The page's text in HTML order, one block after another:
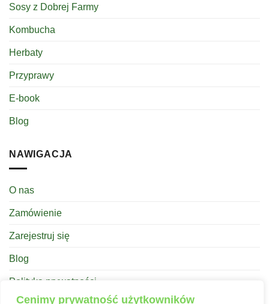
Cenimy prywatność użytkowników
Sosy z Dobrej Farmy
Kombucha
Herbaty
Przyprawy
E-book
Blog
NAWIGACJA
O nas
Zamówienie
Zarejestruj się
Blog
Polityka prywatności